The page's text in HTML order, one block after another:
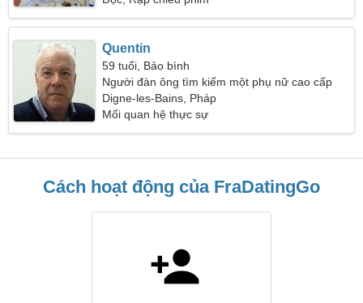
Quentin
59 tuổi, Bảo bình
Người đàn ông tìm kiếm một phụ nữ cao cấp
Digne-les-Bains, Pháp
Mối quan hệ thực sự
Cách hoạt động của FraDatingGo